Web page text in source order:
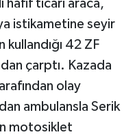
hafif ticari araca,
istikametine seyir
kullandığı 42 ZF
çarptı. Kazada
olay
ambulansla Serik
motosiklet